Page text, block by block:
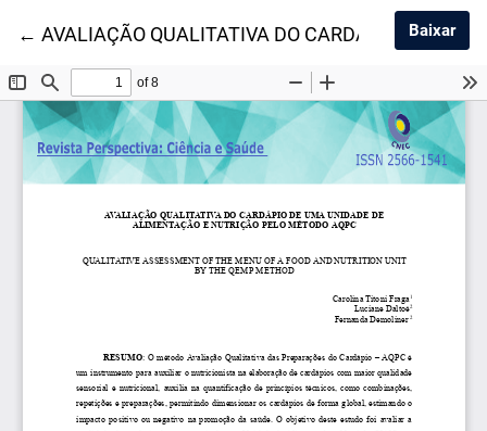
←Voltar aos Detalhes do Artigo
AVALIAÇÃO QUALITATIVA DO CARDÁPIO DEBaixar